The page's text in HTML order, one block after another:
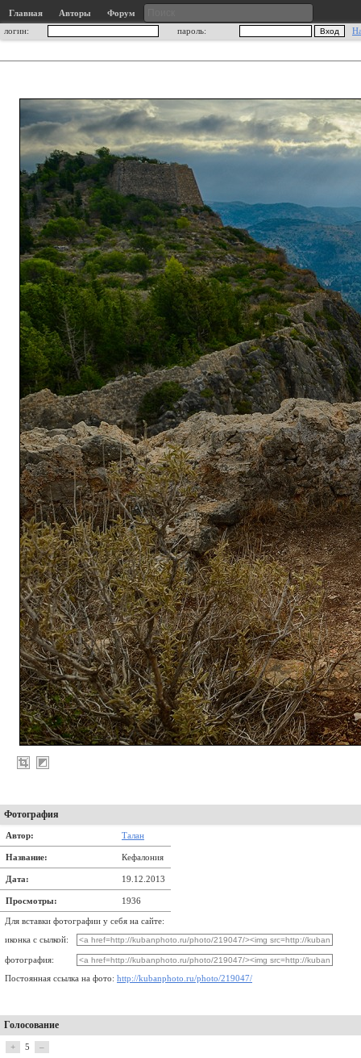
Главная Авторы
Форум
логин:
пароль:
Фотография
Автор: Талан
Название: Кефалония
Дата: 19.12.2013
Просмотры: 1936
Для вставки фотографии у себя на сайте:
иконка с сылкой:
фотография:
Постоянная ссылка на фото: http://kubanphoto.ru/photo/219047/
Голосование
+ 5 –